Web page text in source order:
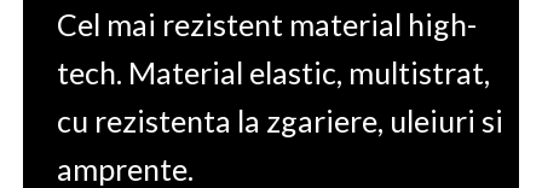
Cel mai rezistent material high-
tech. Material elastic, multistrat,
cu rezistenta la zgariere, uleiuri si
amprente.